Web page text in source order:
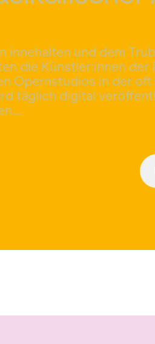
innehalten und dem
die Künstler:innen
Opernstudios in der
täglich digital